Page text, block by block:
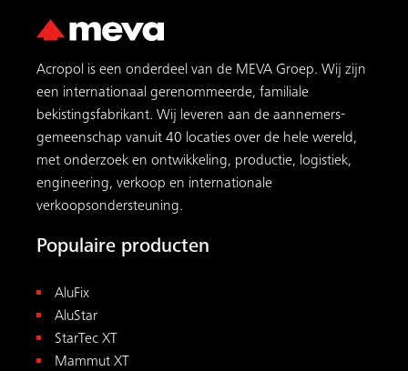
Acropol is een onderdeel van de MEVA Groep. Wij zijn
een internationaal gerenommeerde, familiale
bekistingsfabrikant. Wij leveren aan de aannemers­
gemeenschap vanuit 40 locaties over de hele wereld,
met onderzoek en ontwikkeling, productie, logistiek,
engineering, verkoop en internationale
verkoopsondersteuning.
Populaire producten
AluFix
AluStar
StarTec XT
Mammut XT